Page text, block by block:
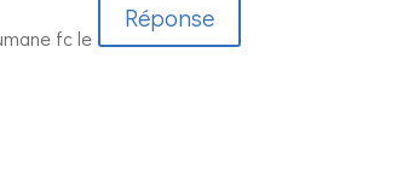
fc le
Réponse